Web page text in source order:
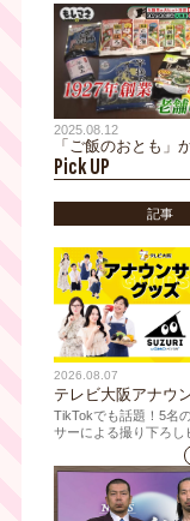
人訪れる人気店！
決めた覚悟とは！
2025.08.12
「ご飯のおとも」
方向転換で大ヒッ
老舗のり企業「大
「バリバリ職人」
Pick UP
記事
2026.08.07
テレビ大阪アナウ
ズの新商品 8月8日
売！ テーマは「個
人それぞれの"ら
込んだアイテムが
TikTokでも話題！5名
サーによる撮り下ろし
を使用した新グッズを